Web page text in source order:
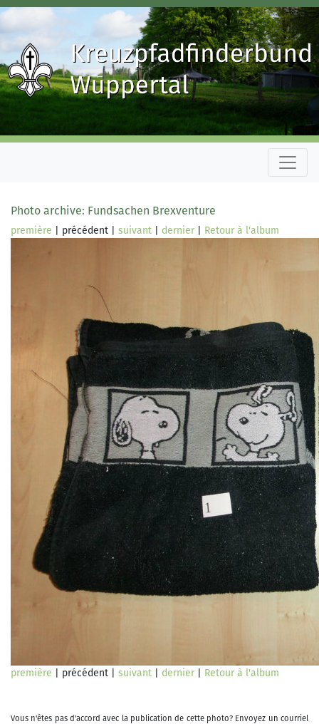
Photo archive: Fundsachen Brexventure
première | précédent | suivant dernier| Retour à l'album
première | précédent | suivant dernier| Retour à l'album
Vous n'êtes pas d'accord avec la publication de cette photo? Envoyez un courriel